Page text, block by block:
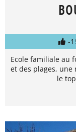
-
Ecole familiale au
et des plages,
le